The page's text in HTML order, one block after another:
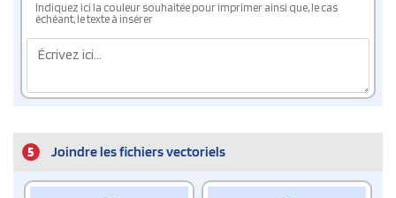
Indiquez ici la couleur souhaitée pour imprimer ainsi que, le cas
échéant, le texte à insérer
5 Joindre les fichiers vectoriels